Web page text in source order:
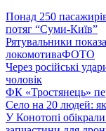
Понад 250
потяг “Суми-Київ”
Рятувальники
локомотиваФОТО
Через російські
чоловік
ФК «Тростянець»
Село на 20 людей:
У Конотопі